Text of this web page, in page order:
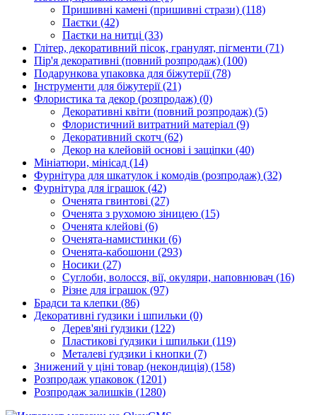
Пришивні камені (пришивні стрази) (118)
Паєтки (42)
Паєтки на нитці (33)
Глітер, декоративний пісок, гранулят, пігменти (71)
Пір'я декоративні (повний розпродаж) (100)
Подарункова упаковка для біжутерії(78)
Інструменти для біжутерії(21)
Флористика та декор (розпродаж) (0)
Декоративні квіти (повний розпродаж) (5)
Флористичний витратний матеріал (9)
Декоративний скотч (62)
Декор на клейовій основі і защіпки (40)
Мініатюри, мінісад (14)
Фурнітура для шкатулок і комодів (розпродаж) (32)
Фурнітура для іграшок (42)
Оченята гвинтові (27)
Оченята з рухомою зіницею (15)
Оченята клейові (6)
Оченята-намистинки (6)
Оченята-кабошони (293)
Носики (27)
Суглоби, волосся, вії, окуляри, наповнювач (16)
Різне для іграшок (97)
Брадси та клепки (86)
Декоративні ґудзики і шпильки (0)
Дерев'яні ґудзики (122)
Пластикові ґудзики і шпильки (119)
Металеві ґудзики і кнопки (7)
Знижений у ціні товар (некондиція) (158)
Розпродаж упаковок (1201)
Розпродаж залишків (1280)